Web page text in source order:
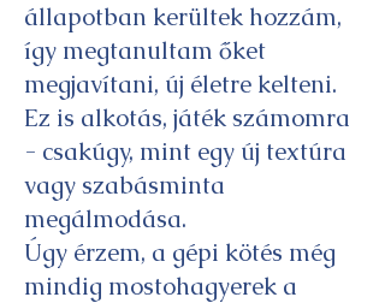
állapotban kerültek hozzám,
így megtanultam őket
megjavítani, új életre kelteni.
Ez is alkotás, játék számomra
- csakúgy, mint egy új textúra
vagy szabásminta
megálmodása.
Úgy érzem, a gépi kötés még
mindig mostohagyerek a